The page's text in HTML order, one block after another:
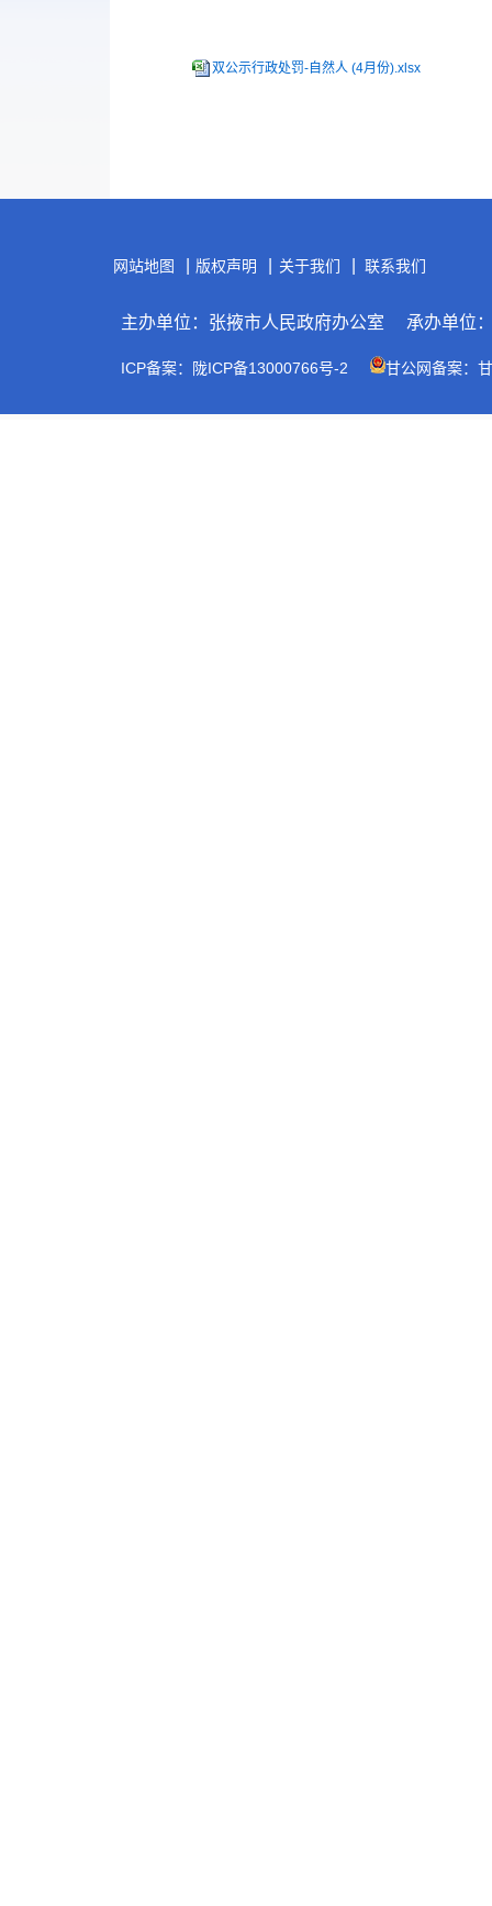
双公示行政处罚-自然人 (4月份).xlsx
网站地图 版权声明 关于我们 联系我们
主办单位：张掖市人民政府办公室 承办单位
ICP备案：陇ICP备13000766号-2 甘公网备案：